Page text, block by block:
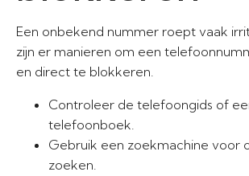
Een onbekend nummer roept vaak
zijn er manieren om een
en direct te blokkeren.
Controleer de telefoongids of
telefoonboek.
Gebruik een zoekmachine voor
zoeken.